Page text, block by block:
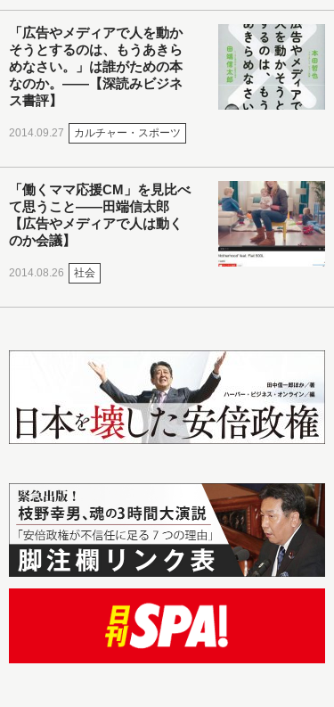
「広告やメディアで人を動か
そうとするのは、もうあきら
めなさい。」は誰がための本
なのか。――【深読みビジネ
ス書評】
2014.09.27 カルチャー・スポーツ
「働くママ応援CM」を見比べ
て思うこと――田端信太郎
【広告やメディアで人は動く
のか会議】
2014.08.26 社会